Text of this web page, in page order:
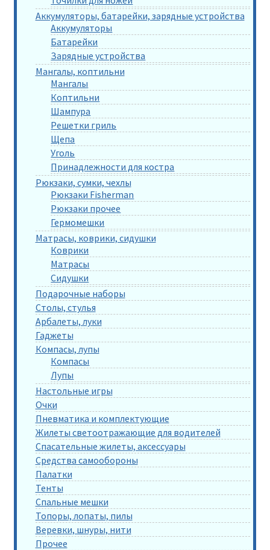
Аккумуляторы, батарейки, зарядные устройства
Аккумуляторы
Батарейки
Зарядные устройства
Мангалы, коптильни
Мангалы
Коптильни
Шампура
Решетки гриль
Щепа
Уголь
Принадлежности для костра
Рюкзаки, сумки, чехлы
Рюкзаки Fisherman
Рюкзаки прочее
Гермомешки
Матрасы, коврики, сидушки
Коврики
Матрасы
Сидушки
Подарочные наборы
Столы, стулья
Арбалеты, луки
Гаджеты
Компасы, лупы
Компасы
Лупы
Настольные игры
Очки
Пневматика и комплектующие
Жилеты светоотражающие для водителей
Спасательные жилеты, аксессуары
Средства самообороны
Палатки
Тенты
Спальные мешки
Топоры, лопаты, пилы
Веревки, шнуры, нити
Прочее